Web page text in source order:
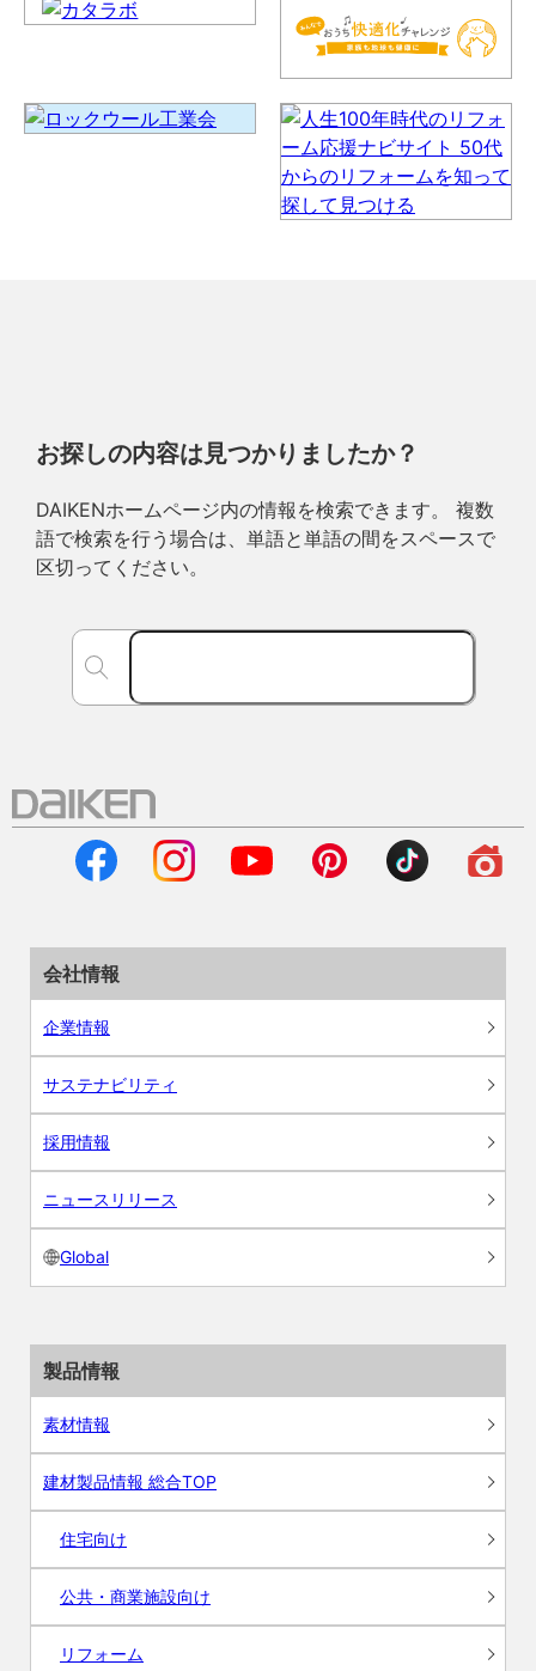
お探しの内容は見つかりましたか？
DAIKENホームページ内の情報を検索できます。 複数
語で検索を行う場合は、単語と単語の間をスペースで
区切ってください。
会社情報
企業情報
サステナビリティ
採用情報
ニュースリリース
Global
製品情報
素材情報
建材製品情報 総合TOP
住宅向け
公共・商業施設向け
リフォーム